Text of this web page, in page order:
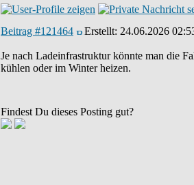
Beitrag #121464 Erstellt: 24.06.2026
Je nach Ladeinfrastruktur könnte man die
kühlen oder im Winter heizen.
Findest Du dieses Posting gut?